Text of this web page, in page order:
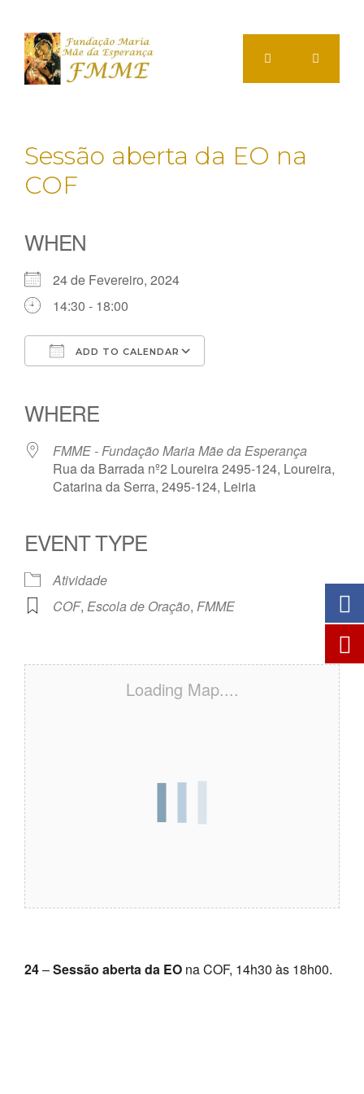
para
conteúdo
Sessão aberta da EO na
COF
WHEN
24 de Fevereiro, 2024
14:30 - 18:00
ADD TO CALENDAR
WHERE
FMME - Fundação Maria Mãe da Esperança
Rua da Barrada nº2 Loureira 2495-124, Loureira,
Catarina da Serra, 2495-124, Leiria
EVENT TYPE
Atividade
COF, Escola de Oração, FMME
Loading Map....
24–Sessão aberta da EO na COF, 14h30 às 18h00.